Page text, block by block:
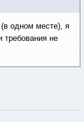
одном месте), я
требования не